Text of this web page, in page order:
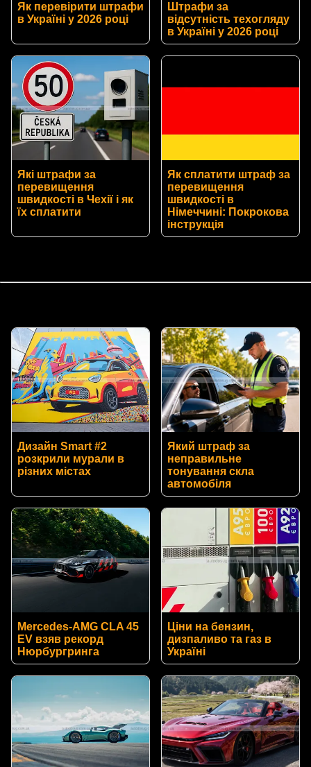
Як перевірити штрафи
в Україні у 2026 році
Штрафи за
відсутність техогляду
в Україні у 2026 році
Які штрафи за
перевищення
швидкості в Чехії і як
їх сплатити
Як сплатити штраф за
перевищення
швидкості в
Німеччині: Покрокова
інструкція
Дизайн Smart #2
розкрили мурали в
різних містах
Який штраф за
неправильне
тонування скла
автомобіля
Mercedes-AMG CLA 45
EV взяв рекорд
Нюрбургринга
Ціни на бензин,
дизпаливо та газ в
Україні